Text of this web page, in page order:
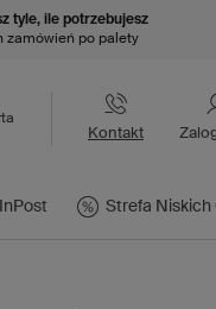
tyle, ile potrzebujesz
zamówień po palety
Kontakt
InPost Strefa Niskich